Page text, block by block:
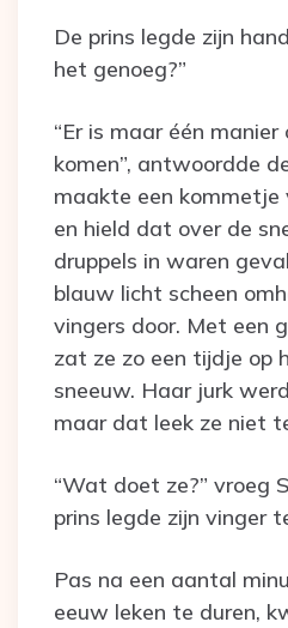
De prins legde zijn
het genoeg?”
“Er is maar één
komen”, antwoordde
maakte een kommetje
en hield dat over de
druppels in waren
blauw licht scheen
vingers door. Met een
zat ze zo een tijdje op
sneeuw. Haar jurk
maar dat leek ze niet
“Wat doet ze?” vroeg
prins legde zijn vinger
Pas na een aantal
eeuw leken te duren,